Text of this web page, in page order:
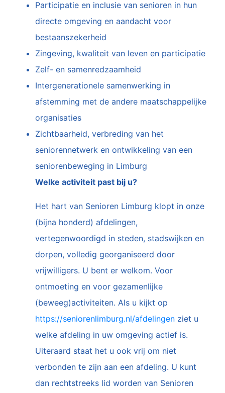
Participatie en inclusie van senioren in hun
directe omgeving en aandacht voor
bestaanszekerheid
Zingeving, kwaliteit van leven en participatie
Zelf- en samenredzaamheid
Intergenerationele samenwerking in
afstemming met de andere maatschappelijke
organisaties
Zichtbaarheid, verbreding van het
seniorennetwerk en ontwikkeling van een
seniorenbeweging in Limburg
Welke activiteit past bij u?
Het hart van Senioren Limburg klopt in onze
(bijna honderd) afdelingen,
vertegenwoordigd in steden, stadswijken en
dorpen, volledig georganiseerd door
vrijwilligers. U bent er welkom. Voor
ontmoeting en voor gezamenlijke
(beweeg)activiteiten. Als u kijkt op
https://seniorenlimburg.nl/afdelingen ziet u
welke afdeling in uw omgeving actief is.
Uiteraard staat het u ook vrij om niet
verbonden te zijn aan een afdeling. U kunt
dan rechtstreeks lid worden van Senioren